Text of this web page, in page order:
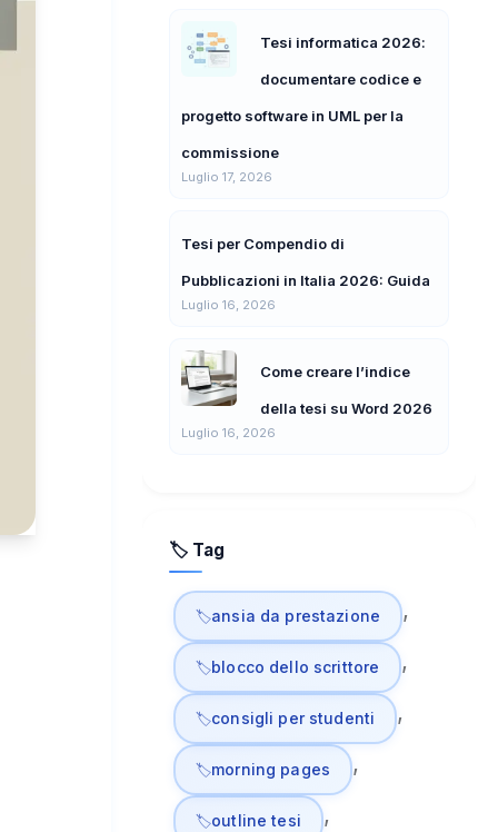
Tesi informatica 2026:
documentare codice e
progetto software in UML per la
commissione
Luglio 17, 2026
Tesi per Compendio di
Pubblicazioni in Italia 2026: Guida
Luglio 16, 2026
Come creare l’indice
della tesi su Word 2026
Luglio 16, 2026
🏷️ Tag
ansia da prestazione ,
blocco dello scrittore ,
consigli per studenti ,
morning pages ,
outline tesi ,